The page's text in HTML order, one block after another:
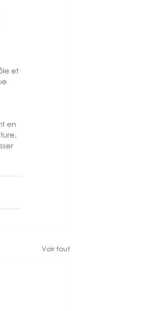
et
en
Voir tout